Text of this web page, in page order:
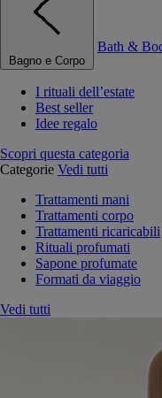
Bagno e Corpo
Bath &
I rituali dell’estate
Best seller
Idee regalo
Scopri questa categoria
Categorie Vedi tutti
Trattamenti mani
Trattamenti corpo
Trattamenti ricaricabili
Rituali profumati
Sapone profumate
Formati da viaggio
Vedi tutti